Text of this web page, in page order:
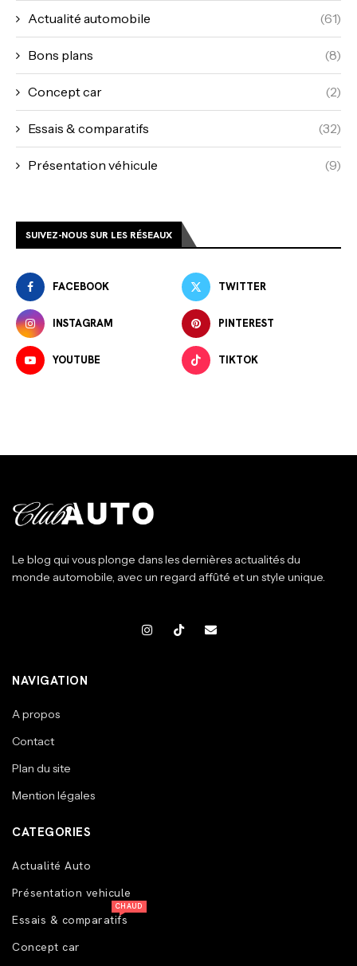
Actualité automobile (61)
Bons plans (8)
Concept car (2)
Essais & comparatifs (32)
Présentation véhicule (9)
SUIVEZ-NOUS SUR LES RÉSEAUX
FACEBOOK TWITTER
INSTAGRAM PINTEREST
YOUTUBE TIKTOK
Le blog qui vous plonge dans les dernières actualités du
monde automobile, avec un regard affûté et un style unique.
NAVIGATION
A propos
Contact
Plan du site
Mention légales
CATEGORIES
Actualité Auto
Présentation vehicule
Essais & comparatifs
CHAUD
Concept car